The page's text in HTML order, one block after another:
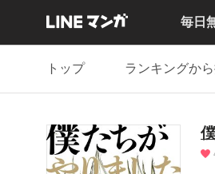
毎日
トップ ランキングか